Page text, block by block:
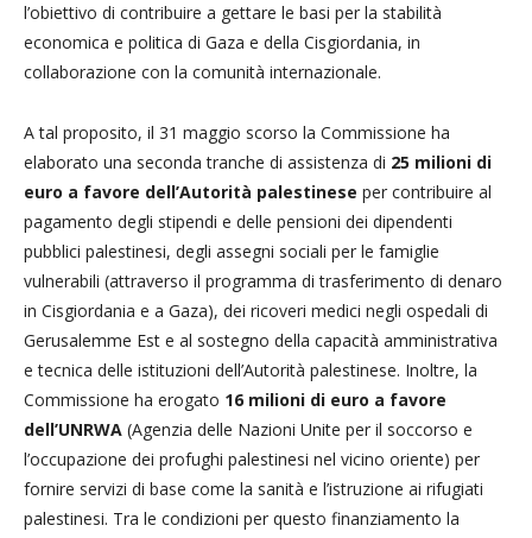
l’obiettivo di contribuire a gettare le basi per la stabilità
economica e politica di Gaza e della Cisgiordania, in
collaborazione con la comunità internazionale.
A tal proposito, il 31 maggio scorso la Commissione ha
elaborato una seconda tranche di assistenza di 25 milioni di
euro a favore dell’Autorità palestinese per contribuire al
pagamento degli stipendi e delle pensioni dei dipendenti
pubblici palestinesi, degli assegni sociali per le famiglie
vulnerabili (attraverso il programma di trasferimento di denaro
in Cisgiordania e a Gaza), dei ricoveri medici negli ospedali di
Gerusalemme Est e al sostegno della capacità amministrativa
e tecnica delle istituzioni dell’Autorità palestinese. Inoltre, la
Commissione ha erogato 16 milioni di euro a favore
dell’UNRWA (Agenzia delle Nazioni Unite per il soccorso e
l’occupazione dei profughi palestinesi nel vicino oriente) per
fornire servizi di base come la sanità e l’istruzione ai rifugiati
palestinesi. Tra le condizioni per questo finanziamento la